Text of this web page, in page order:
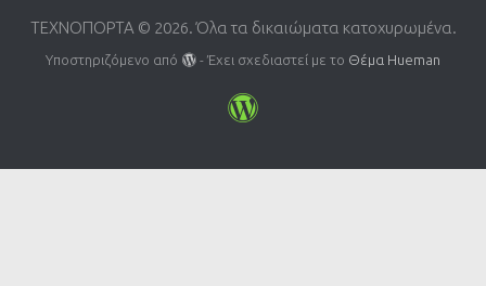
ΤΕΧΝΟΠΟΡΤΑ © 2026. Όλα τα δικαιώματα κατοχυρωμένα.
Υποστηριζόμενο από - Έχει σχεδιαστεί με το Θέμα Ηueman